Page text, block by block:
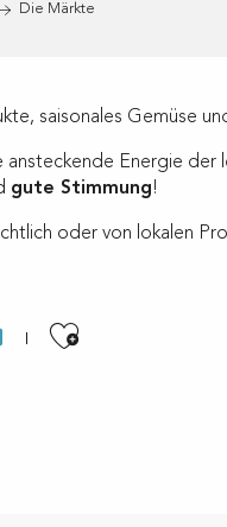
Die Märkte
saisonales Gemüse
ansteckende Energie
gute Stimmung!
oder von lokalen
Ajouter